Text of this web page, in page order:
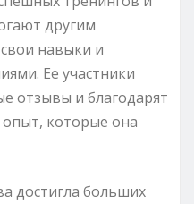
другим
навыки и
Ее участники
отзывы и благодарят
опыт, которые она
достигла больших